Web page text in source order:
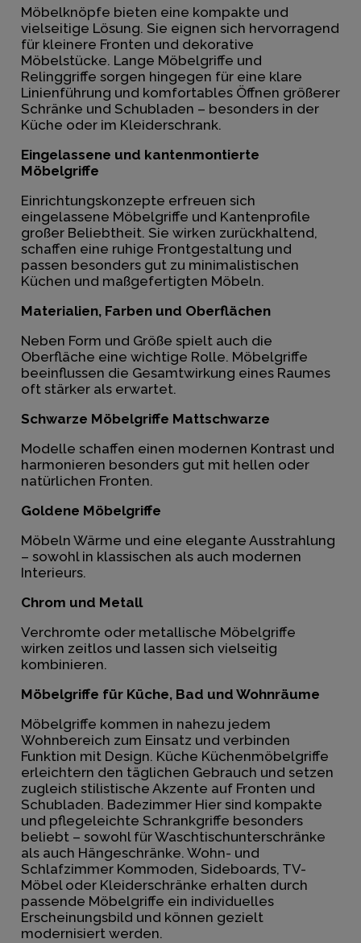
Möbelknöpfe bieten eine kompakte und
vielseitige Lösung. Sie eignen sich hervorragend
für kleinere Fronten und dekorative
Möbelstücke. Lange Möbelgriffe und
Relinggriffe sorgen hingegen für eine klare
Linienführung und komfortables Öffnen größerer
Schränke und Schubladen – besonders in der
Küche oder im Kleiderschrank.
Eingelassene und kantenmontierte
Möbelgriffe
Einrichtungskonzepte erfreuen sich
eingelassene Möbelgriffe und Kantenprofile
großer Beliebtheit. Sie wirken zurückhaltend,
schaffen eine ruhige Frontgestaltung und
passen besonders gut zu minimalistischen
Küchen und maßgefertigten Möbeln.
Materialien, Farben und Oberflächen
Neben Form und Größe spielt auch die
Oberfläche eine wichtige Rolle. Möbelgriffe
beeinflussen die Gesamtwirkung eines Raumes
oft stärker als erwartet.
Schwarze Möbelgriffe Mattschwarze
Modelle schaffen einen modernen Kontrast und
harmonieren besonders gut mit hellen oder
natürlichen Fronten.
Goldene Möbelgriffe
Möbeln Wärme und eine elegante Ausstrahlung
– sowohl in klassischen als auch modernen
Interieurs.
Chrom und Metall
Verchromte oder metallische Möbelgriffe
wirken zeitlos und lassen sich vielseitig
kombinieren.
Möbelgriffe für Küche, Bad und Wohnräume
Möbelgriffe kommen in nahezu jedem
Wohnbereich zum Einsatz und verbinden
Funktion mit Design. Küche Küchenmöbelgriffe
erleichtern den täglichen Gebrauch und setzen
zugleich stilistische Akzente auf Fronten und
Schubladen. Badezimmer Hier sind kompakte
und pflegeleichte Schrankgriffe besonders
beliebt – sowohl für Waschtischunterschränke
als auch Hängeschränke. Wohn- und
Schlafzimmer Kommoden, Sideboards, TV-
Möbel oder Kleiderschränke erhalten durch
passende Möbelgriffe ein individuelles
Erscheinungsbild und können gezielt
modernisiert werden.